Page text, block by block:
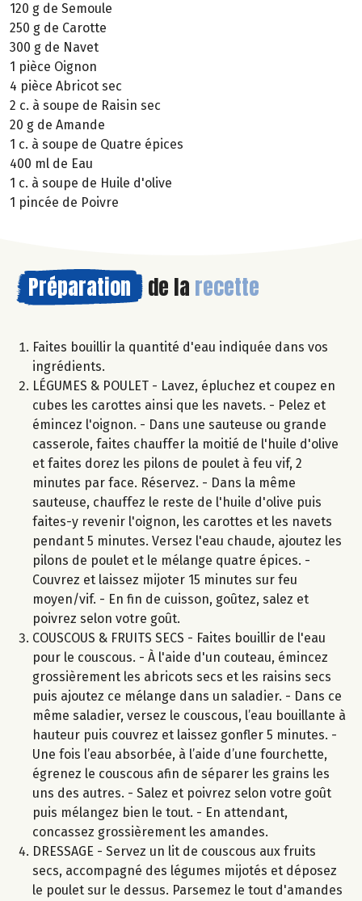
120 g de Semoule
250 g de Carotte
300 g de Navet
1 pièce Oignon
4 pièce Abricot sec
2 c. à soupe de Raisin sec
20 g de Amande
1 c. à soupe de Quatre épices
400 ml de Eau
1 c. à soupe de Huile d'olive
1 pincée de Poivre
Préparation de la recette
Faites bouillir la quantité d'eau indiquée dans vos
ingrédients.
LÉGUMES & POULET - Lavez, épluchez et coupez en
cubes les carottes ainsi que les navets. - Pelez et
émincez l'oignon. - Dans une sauteuse ou grande
casserole, faites chauffer la moitié de l'huile d'olive
et faites dorez les pilons de poulet à feu vif, 2
minutes par face. Réservez. - Dans la même
sauteuse, chauffez le reste de l'huile d'olive puis
faites-y revenir l'oignon, les carottes et les navets
pendant 5 minutes. Versez l'eau chaude, ajoutez les
pilons de poulet et le mélange quatre épices. -
Couvrez et laissez mijoter 15 minutes sur feu
moyen/vif. - En fin de cuisson, goûtez, salez et
poivrez selon votre goût.
COUSCOUS & FRUITS SECS - Faites bouillir de l'eau
pour le couscous. - À l'aide d'un couteau, émincez
grossièrement les abricots secs et les raisins secs
puis ajoutez ce mélange dans un saladier. - Dans ce
même saladier, versez le couscous, l’eau bouillante à
hauteur puis couvrez et laissez gonfler 5 minutes. -
Une fois l’eau absorbée, à l’aide d’une fourchette,
égrenez le couscous afin de séparer les grains les
uns des autres. - Salez et poivrez selon votre goût
puis mélangez bien le tout. - En attendant,
concassez grossièrement les amandes.
DRESSAGE - Servez un lit de couscous aux fruits
secs, accompagné des légumes mijotés et déposez
le poulet sur le dessus. Parsemez le tout d'amandes